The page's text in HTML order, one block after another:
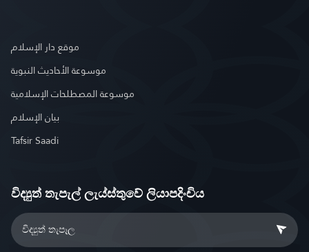
موقع دار الإسلام
موسوعة الأحاديث النبوية
موسوعة المصطلحات الإسلامية
بيان الإسلام
Tafsir Saadi
විද්‍යුත් තැපැල් ලැය්ස්තුවේ ලියාපදිංචිය